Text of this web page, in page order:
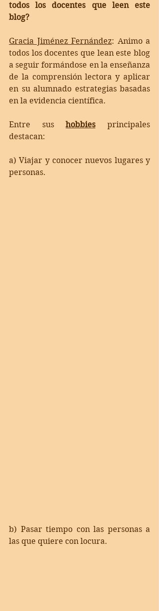
todos los docentes que leen este
blog?
Gracia Jiménez Fernández: Animo a
todos los docentes que lean este blog
a seguir formándose en la enseñanza
de la comprensión lectora y aplicar
en su alumnado estrategias basadas
en la evidencia científica.
Entre sus hobbies principales
destacan:
a) Viajar y conocer nuevos lugares y
personas.
b) Pasar tiempo con las personas a
las que quiere con locura.